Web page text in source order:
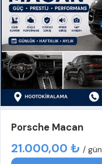
Porsche Macan
21.000,00 ₺ / gün